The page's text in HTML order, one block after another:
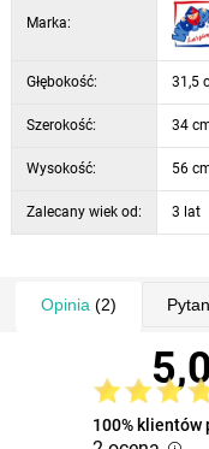
Marka:
Głębokość: 31,5
Szerokość: 34
Wysokość: 56
Zalecany wiek od: 3 lat
Opinia (2)
5,0
100% klientów